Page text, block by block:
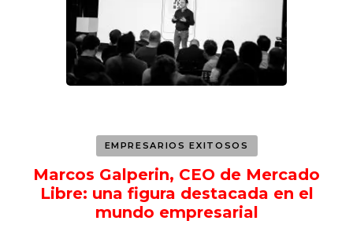
EMPRESARIOS EXITOSOS
Marcos Galperin, CEO de Mercado
Libre: una figura destacada en el
mundo empresarial